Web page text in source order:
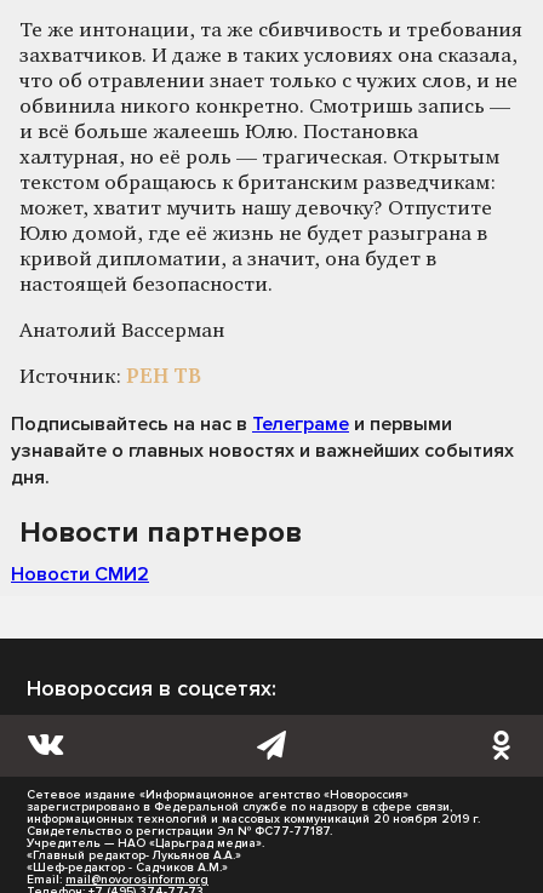
Те же интонации, та же сбивчивость и требования
захватчиков. И даже в таких условиях она сказала,
что об отравлении знает только с чужих слов, и не
обвинила никого конкретно. Смотришь запись —
и всё больше жалеешь Юлю. Постановка
халтурная, но её роль — трагическая. Открытым
текстом обращаюсь к британским разведчикам:
может, хватит мучить нашу девочку? Отпустите
Юлю домой, где её жизнь не будет разыграна в
кривой дипломатии, а значит, она будет в
настоящей безопасности.
Анатолий Вассерман
Источник: РЕН ТВ
Подписывайтесь на нас в Телеграме и первыми
узнавайте о главных новостях и важнейших событиях
дня.
Новости партнеров
Новости СМИ2
Новороссия в соцсетях:
Сетевое издание «Информационное агентство «Новороссия»
зарегистрировано в Федеральной службе по надзору в сфере связи,
информационных технологий и массовых коммуникаций 20 ноября 2019 г.
Свидетельство о регистрации Эл № ФС77-77187.
Учредитель — НАО «Царьград медиа».
«Главный редактор- Лукьянов А.А.»
«Шеф-редактор - Садчиков А.М.»
Email: mail@novorosinform.org